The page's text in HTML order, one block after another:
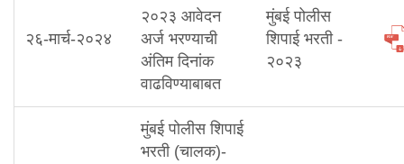
२६-मार्च-२०२४
२०२३ आवेदन
अर्ज भरण्याची
अंतिम दिनांक
वाढविण्याबाबत
मुंबई पोलीस
शिपाई भरती -
२०२३
मुंबई पोलीस शिपाई
भरती (चालक)-